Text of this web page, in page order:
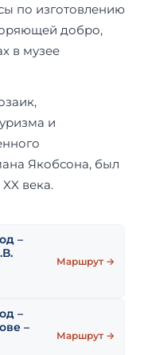
по изготовлению
добро,
в музее
и
Якобсона, был
века.
–
Маршрут →
–
–
Маршрут →